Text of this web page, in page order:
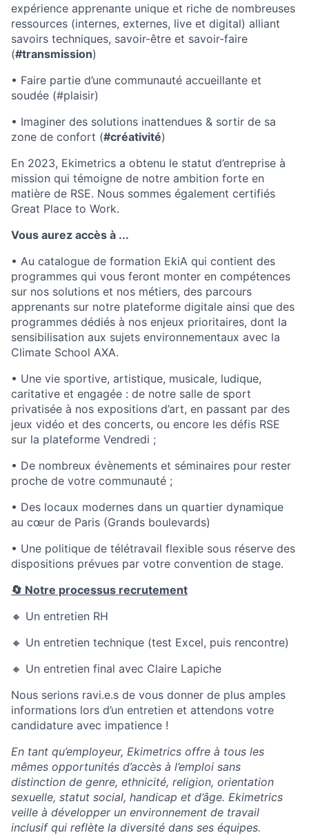
Submit your summary
Contact Us
expérience apprenante unique et riche de nombreuses
ressources (internes, externes, live et digital) alliant
savoirs techniques, savoir-être et savoir-faire
(#transmission)
• Faire partie d’une communauté accueillante et
soudée (#plaisir)
• Imaginer des solutions inattendues & sortir de sa
zone de confort (#créativité)
En 2023, Ekimetrics a obtenu le statut d’entreprise à
mission qui témoigne de notre ambition forte en
matière de RSE. Nous sommes également certifiés
Great Place to Work.
Vous aurez accès à ...
• Au catalogue de formation EkiA qui contient des
programmes qui vous feront monter en compétences
sur nos solutions et nos métiers, des parcours
apprenants sur notre plateforme digitale ainsi que des
programmes dédiés à nos enjeux prioritaires, dont la
sensibilisation aux sujets environnementaux avec la
Climate School AXA.
• Une vie sportive, artistique, musicale, ludique,
caritative et engagée : de notre salle de sport
privatisée à nos expositions d’art, en passant par des
jeux vidéo et des concerts, ou encore les défis RSE
sur la plateforme Vendredi ;
• De nombreux évènements et séminaires pour rester
proche de votre communauté ;
• Des locaux modernes dans un quartier dynamique
au cœur de Paris (Grands boulevards)
• Une politique de télétravail flexible sous réserve des
dispositions prévues par votre convention de stage.
🔄 Notre processus recrutement
🔸 Un entretien RH
🔸 Un entretien technique (test Excel, puis rencontre)
🔸 Un entretien final avec Claire Lapiche
Nous serions ravi.e.s de vous donner de plus amples
informations lors d’un entretien et attendons votre
candidature avec impatience !
En tant qu’employeur, Ekimetrics offre à tous les
mêmes opportunités d’accès à l’emploi sans
distinction de genre, ethnicité, religion, orientation
sexuelle, statut social, handicap et d’âge. Ekimetrics
veille à développer un environnement de travail
inclusif qui reflète la diversité dans ses équipes.